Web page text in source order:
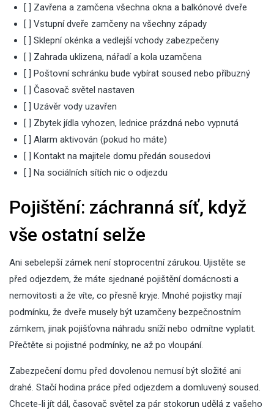
[ ] Zavřena a zamčena všechna okna a balkónové dveře
[ ] Vstupní dveře zamčeny na všechny západy
[ ] Sklepní okénka a vedlejší vchody zabezpečeny
[ ] Zahrada uklizena, nářadí a kola uzamčena
[ ] Poštovní schránku bude vybírat soused nebo příbuzný
[ ] Časovač světel nastaven
[ ] Uzávěr vody uzavřen
[ ] Zbytek jídla vyhozen, lednice prázdná nebo vypnutá
[ ] Alarm aktivován (pokud ho máte)
[ ] Kontakt na majitele domu předán sousedovi
[ ] Na sociálních sítích nic o odjezdu
Pojištění: záchranná síť, když
vše ostatní selže
Ani sebelepší zámek není stoprocentní zárukou. Ujistěte se
před odjezdem, že máte sjednané pojištění domácnosti a
nemovitosti a že víte, co přesně kryje. Mnohé pojistky mají
podmínku, že dveře musely být uzamčeny bezpečnostním
zámkem, jinak pojišťovna náhradu sníží nebo odmítne vyplatit.
Přečtěte si pojistné podmínky, ne až po vloupání.
Zabezpečení domu před dovolenou nemusí být složité ani
drahé. Stačí hodina práce před odjezdem a domluvený soused.
Chcete-li jít dál, časovač světel za pár stokorun udělá z vašeho